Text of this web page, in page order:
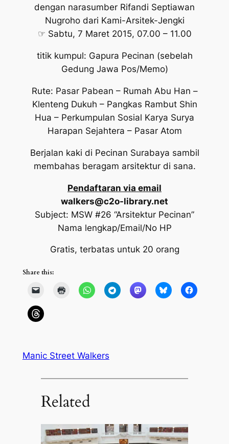
dengan narasumber Rifandi Septiawan
Nugroho dari Kami-Arsitek-Jengki
☞ Sabtu, 7 Maret 2015, 07.00 – 11.00
titik kumpul: Gapura Pecinan (sebelah
Gedung Jawa Pos/Memo)
Rute: Pasar Pabean – Rumah Abu Han –
Klenteng Dukuh – Pangkas Rambut Shin
Hua – Perkumpulan Sosial Karya Surya
Harapan Sejahtera – Pasar Atom
Berjalan kaki di Pecinan Surabaya sambil
membahas beragam arsitektur di sana.
Pendaftaran via email
walkers@c2o-library.net
Subject: MSW #26 “Arsitektur Pecinan”
Nama lengkap/Email/No HP
Gratis, terbatas untuk 20 orang
Share this:
Manic Street Walkers
Related